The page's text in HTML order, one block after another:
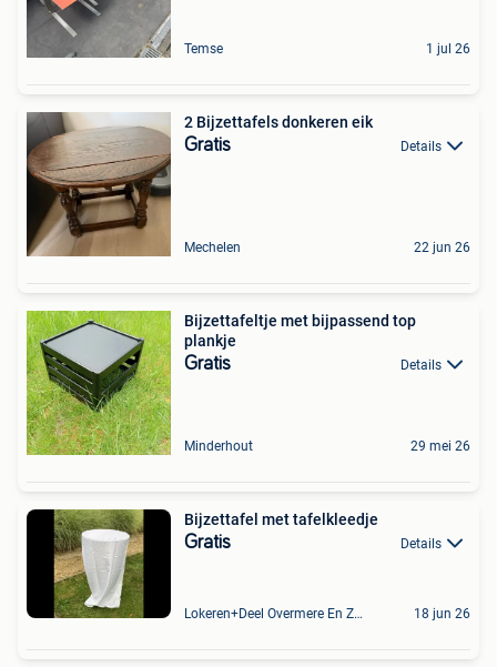
Temse 1 jul 26
2 Bijzettafels donkeren eik
Gratis Details
Mechelen 22 jun 26
Bijzettafeltje met bijpassend top
plankje
Gratis Details
Minderhout 29 mei 26
Bijzettafel met tafelkleedje
Gratis Details
Lokeren+Deel Overmere En Zele 18 jun 26